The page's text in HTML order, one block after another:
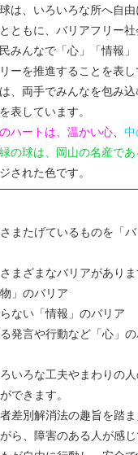
は、いろいろな所へ自
ともに、バリアフリー
みんなで「心」「情報
ーを推進することを表し
、両手でみんなを包み込
表しています。
ハートは、温かい心
中
緑の球は、岡山の名産であ
された色です。
またげているものを「
まざまなバリアがありま
」のバリア
ない「情報」のバリア
発言や行動など「心」
いろな工夫やまわりの
できます。
差別解消法の趣旨を踏
ら、障害のある人が感